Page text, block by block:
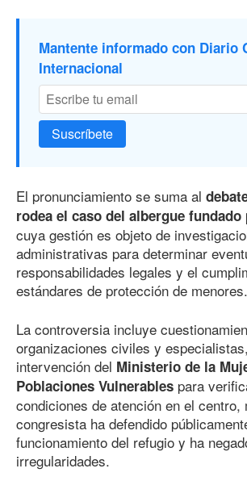
Mantente informado con Diario
Internacional
Suscríbete
El pronunciamiento se suma al
rodea el caso del albergue
cuya gestión es objeto de
administrativas para determinar
responsabilidades legales y el
estándares de protección de menores.
La controversia incluye
organizaciones civiles y
intervención del Ministerio de la
Poblaciones Vulnerables para
condiciones de atención en el centro,
congresista ha defendido
funcionamiento del refugio y ha
irregularidades.